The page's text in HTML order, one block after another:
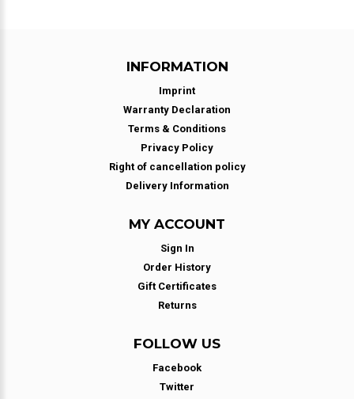
INFORMATION
Imprint
Warranty Declaration
Terms & Conditions
Privacy Policy
Right of cancellation policy
Delivery Information
MY ACCOUNT
Sign In
Order History
Gift Certificates
Returns
FOLLOW US
Facebook
Twitter